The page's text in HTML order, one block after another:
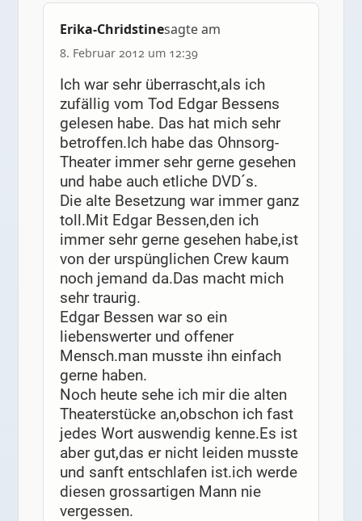
Erika-Chridstinesagte am
8. Februar 2012 um 12:39
Ich war sehr überrascht,als ich
zufällig vom Tod Edgar Bessens
gelesen habe. Das hat mich sehr
betroffen.Ich habe das Ohnsorg-
Theater immer sehr gerne gesehen
und habe auch etliche DVD´s.
Die alte Besetzung war immer ganz
toll.Mit Edgar Bessen,den ich
immer sehr gerne gesehen habe,ist
von der urspünglichen Crew kaum
noch jemand da.Das macht mich
sehr traurig.
Edgar Bessen war so ein
liebenswerter und offener
Mensch.man musste ihn einfach
gerne haben.
Noch heute sehe ich mir die alten
Theaterstücke an,obschon ich fast
jedes Wort auswendig kenne.Es ist
aber gut,das er nicht leiden musste
und sanft entschlafen ist.ich werde
diesen grossartigen Mann nie
vergessen.